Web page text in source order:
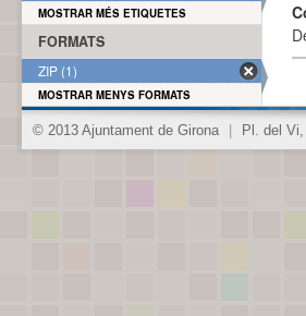
MOSTRAR MÉS ETIQUETES
FORMATS
ZIP (1)
MOSTRAR MENYS FORMATS
© 2013 Ajuntament de Girona Pl. del